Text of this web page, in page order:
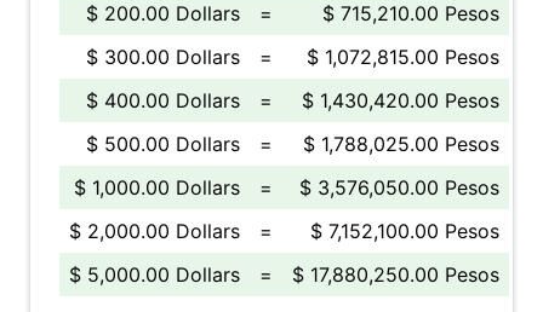
$ 200.00 Dollars
=
$ 715,210.00 Pesos
$ 300.00 Dollars
=
$ 1,072,815.00 Pesos
$ 400.00 Dollars
=
$ 1,430,420.00 Pesos
$ 500.00 Dollars
=
$ 1,788,025.00 Pesos
$ 1,000.00 Dollars
=
$ 3,576,050.00 Pesos
$ 2,000.00 Dollars
=
$ 7,152,100.00 Pesos
$ 5,000.00 Dollars
= $ 17,880,250.00 Pesos